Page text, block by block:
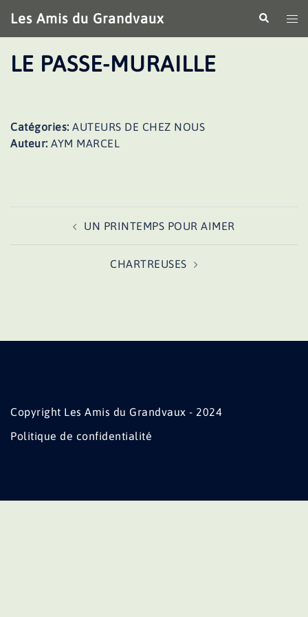
au
contenu
Les Amis du Grandvaux
le
LE PASSE-MURAILLE
Catégories: AUTEURS DE CHEZ NOUS
Auteur: AYM MARCEL
d’article
UN PRINTEMPS POUR AIMER
CHARTREUSES
Copyright Les Amis du Grandvaux - 2024
Politique de confidentialité